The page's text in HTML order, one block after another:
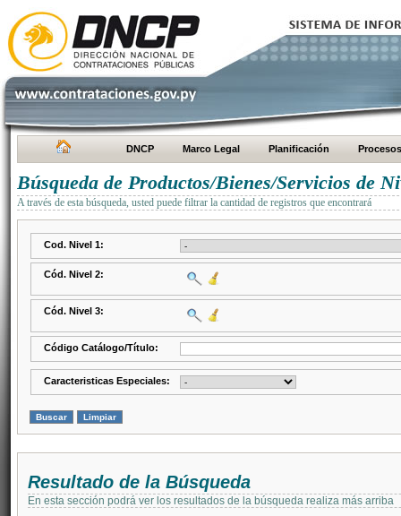
DNCP Marco Legal Planificación Procesos
Búsqueda de Productos/Bienes/Servicios de
A través de esta búsqueda, usted puede filtrar la cantidad de registros que encontrará
Cod. Nivel 1:
Cód. Nivel 2:
Cód. Nivel 3:
Código Catálogo/Título:
Caracteristicas Especiales:
Resultado de la Búsqueda
En esta sección podrá ver los resultados de la búsqueda realiza más arriba